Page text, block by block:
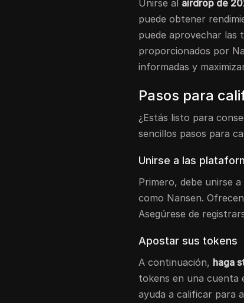
Unirse al airdrop de
puede obtener
puede aprovechar las
proporcionados por
informadas y
Pasos para
¿Estás listo para
sencillos pasos para
Unirse a las
Primero, debe unirse
como Nansen.
Asegúrese de
Apostar sus tokens
A continuación, haga
tokens en una cuenta
ayuda a calificar para